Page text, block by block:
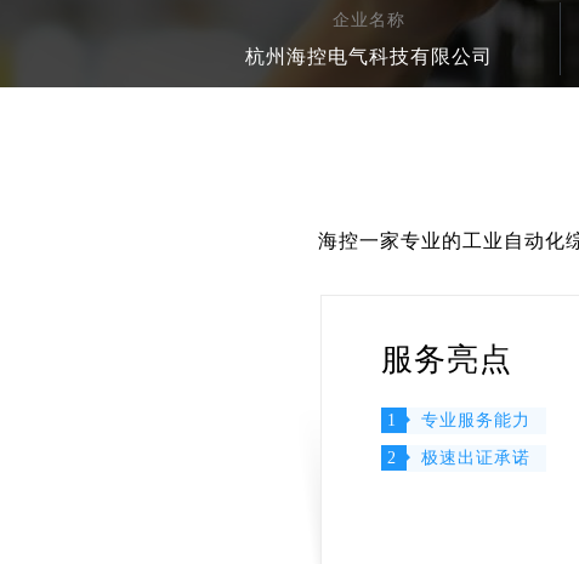
企业名称
杭州海控电气科技有限公司
海控一家专业的工业自动化
服务亮点
1 专业服务能力
2 极速出证承诺